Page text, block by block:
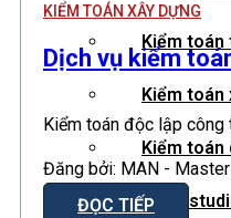
Kiểm toán
Kiểm toán
Kiểm toán
Case
KIỂM TOÁN XÂY DỰNG
Dịch vụ kiểm
Kiểm toán độc lập
Đăng bởi: MAN -
ĐỌC TIẾP